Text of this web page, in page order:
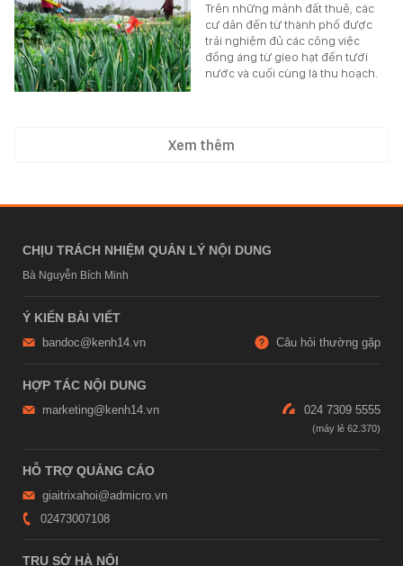
Trên những mảnh đất thuê, các
cư dân đến từ thành phố được
trải nghiệm đủ các công việc
đồng áng từ gieo hạt đến tưới
nước và cuối cùng là thu hoạch.
Xem thêm
CHỊU TRÁCH NHIỆM QUẢN LÝ NỘI DUNG
Bà Nguyễn Bích Minh
Ý KIẾN BÀI VIẾT
bandoc@kenh14.vn Câu hỏi thường gặp
HỢP TÁC NỘI DUNG
marketing@kenh14.vn 024 7309 5555
HỖ TRỢ QUẢNG CÁO
giaitrixahoi@admicro.vn
02473007108
TRỤ SỞ HÀ NỘI